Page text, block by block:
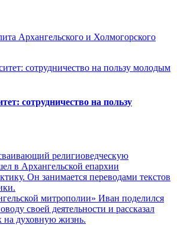
Архангельского и Холмогорского
сотрудничество на пользу
религиоведческую
в Архангельской епархии
Он занимается переводами текстов
митрополии» Иван поделился
своей деятельности и рассказал
на духовную жизнь.